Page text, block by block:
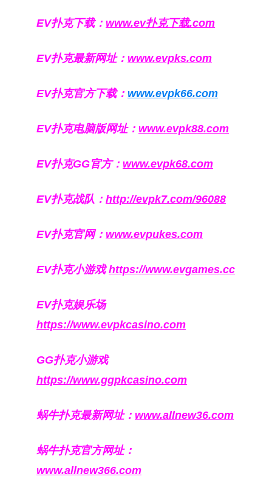
EV扑克下载： www.ev扑克下载.com
EV扑克最新网址： www.evpks.com
EV扑克官方下载： www.evpk66.com
EV扑克电脑版网址： www.evpk88.com
EV扑克GG官方： www.evpk68.com
EV扑克战队： http://evpk7.com/96088
EV扑克官网： www.evpukes.com
EV扑克小游戏https://www.evgames.cc
EV扑克娱乐场
https://www.evpkcasino.com
GG扑克小游戏
https://www.ggpkcasino.com
蜗牛扑克最新网址： www.allnew36.com
蜗牛扑克官方网址：
www.allnew366.com